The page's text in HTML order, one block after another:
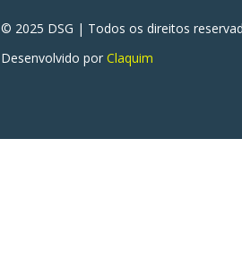
© 2025 DSG | Todos os direitos
Desenvolvido porClaquim